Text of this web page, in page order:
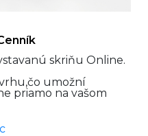
skriňu Online.
umožní
priamo na vašom